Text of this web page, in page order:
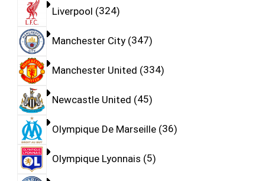
Liverpool 324
Manchester City 347
Manchester United 334
Newcastle United 45
Olympique De Marseille 36
Olympique Lyonnais 5